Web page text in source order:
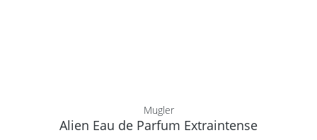
Mugler
Alien Eau de Parfum Extraintense